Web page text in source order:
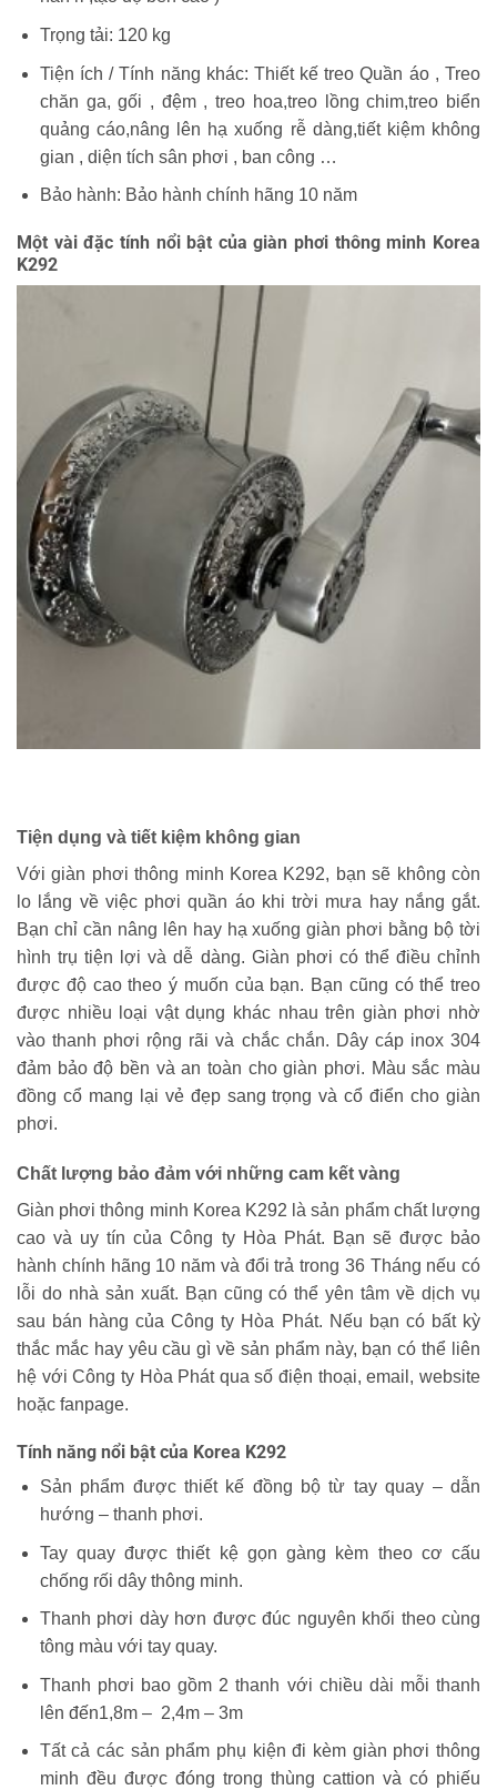
Trọng tải: 120 kg
Tiện ích / Tính năng khác: Thiết kế treo Quần áo , Treo
chăn ga, gối , đệm , treo hoa,treo lồng chim,treo biển
quảng cáo,nâng lên hạ xuống rễ dàng,tiết kiệm không
gian , diện tích sân phơi , ban công …
Bảo hành: Bảo hành chính hãng 10 năm
Một vài đặc tính nổi bật của giàn phơi thông minh Korea
K292
Tiện dụng và tiết kiệm không gian
Với giàn phơi thông minh Korea K292, bạn sẽ không còn
lo lắng về việc phơi quần áo khi trời mưa hay nắng gắt.
Bạn chỉ cần nâng lên hay hạ xuống giàn phơi bằng bộ tời
hình trụ tiện lợi và dễ dàng. Giàn phơi có thể điều chỉnh
được độ cao theo ý muốn của bạn. Bạn cũng có thể treo
được nhiều loại vật dụng khác nhau trên giàn phơi nhờ
vào thanh phơi rộng rãi và chắc chắn. Dây cáp inox 304
đảm bảo độ bền và an toàn cho giàn phơi. Màu sắc màu
đồng cổ mang lại vẻ đẹp sang trọng và cổ điển cho giàn
phơi.
Chất lượng bảo đảm với những cam kết vàng
Giàn phơi thông minh Korea K292 là sản phẩm chất lượng
cao và uy tín của Công ty Hòa Phát. Bạn sẽ được bảo
hành chính hãng 10 năm và đổi trả trong 36 Tháng nếu có
lỗi do nhà sản xuất. Bạn cũng có thể yên tâm về dịch vụ
sau bán hàng của Công ty Hòa Phát. Nếu bạn có bất kỳ
thắc mắc hay yêu cầu gì về sản phẩm này, bạn có thể liên
hệ với Công ty Hòa Phát qua số điện thoại, email, website
hoặc fanpage.
Tính năng nổi bật của Korea K292
Sản phẩm được thiết kế đồng bộ từ tay quay – dẫn
hướng – thanh phơi.
Tay quay được thiết kệ gọn gàng kèm theo cơ cấu
chống rối dây thông minh.
Thanh phơi dày hơn được đúc nguyên khối theo cùng
tông màu với tay quay.
Thanh phơi bao gồm 2 thanh với chiều dài mỗi thanh
lên đến1,8m – 2,4m – 3m
Tất cả các sản phẩm phụ kiện đi kèm giàn phơi thông
minh đều được đóng trong thùng cattion và có phiếu